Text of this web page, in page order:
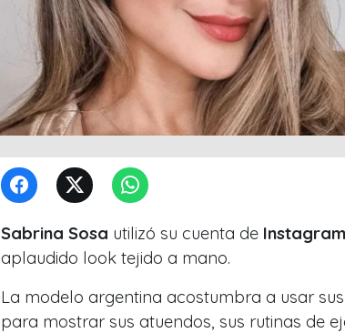
Sabrina Sosa utilizó su cuenta de Instagram
aplaudido look tejido a mano.
La modelo argentina acostumbra a usar
para mostrar sus atuendos, sus rutinas de